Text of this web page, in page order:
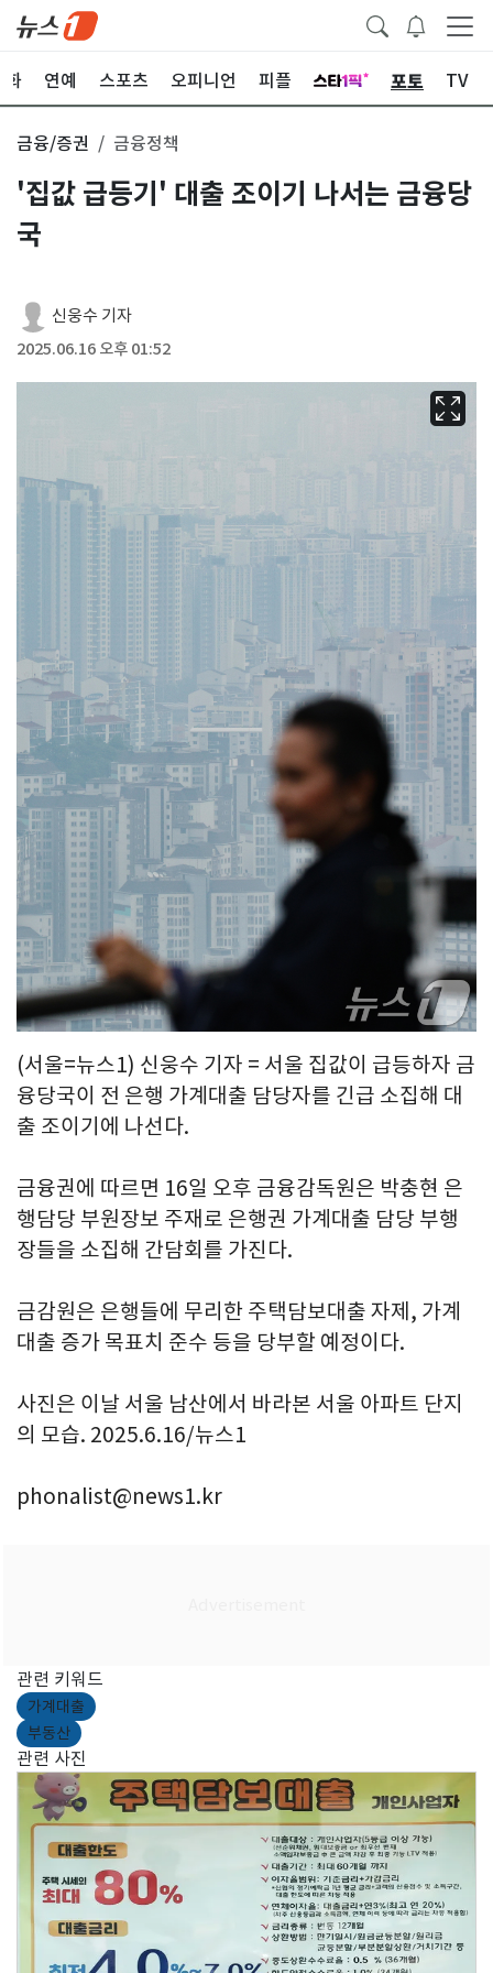
화 연예 스포츠 오피니언 피플 포토 TV
금융/증권 금융정책
'집값 급등기' 대출 조이기 나서는 금융당
국
신웅수 기자
2025.06.16 오후 01:52
(서울=뉴스1) 신웅수 기자 = 서울 집값이 급등하자 금
융당국이 전 은행 가계대출 담당자를 긴급 소집해 대
출 조이기에 나선다.
금융권에 따르면 16일 오후 금융감독원은 박충현 은
행담당 부원장보 주재로 은행권 가계대출 담당 부행
장들을 소집해 간담회를 가진다.
금감원은 은행들에 무리한 주택담보대출 자제, 가계
대출 증가 목표치 준수 등을 당부할 예정이다.
사진은 이날 서울 남산에서 바라본 서울 아파트 단지
의 모습. 2025.6.16/뉴스1
phonalist@news1.kr
관련 키워드
가계대출
부동산
관련 사진